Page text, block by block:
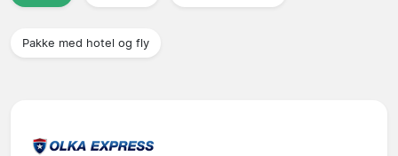
Pakke med hotel og fly